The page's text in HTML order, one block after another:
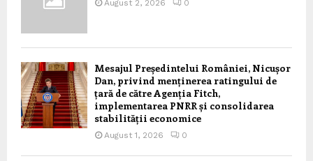
August 2, 2026 0
Mesajul Președintelui României, Nicușor
Dan, privind menținerea ratingului de
țară de către Agenția Fitch,
implementarea PNRR și consolidarea
stabilității economice
August 1, 2026 0